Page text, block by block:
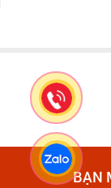
BẠN